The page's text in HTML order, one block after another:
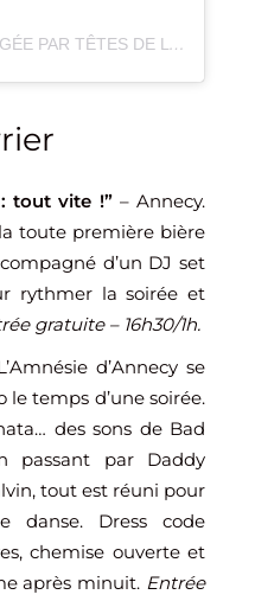
UNE PUBLICATION PARTAGÉE PAR TÊTES DE L’ART (@LESTETESDELART74)
: tout vite !”– Annecy.
toute première bière
d’un DJ set
rythmer la soirée et
gratuite – 16h30/1h.
d’Annecy se
temps d’une soirée.
des sons de Bad
passant par Daddy
tout est réuni pour
danse. Dress code
chemise ouverte et
après minuit. Entrée